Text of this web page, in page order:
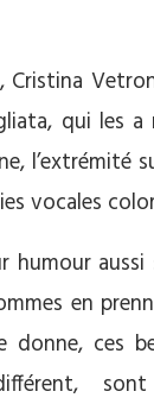
Cristina
qui les
l’extrémité
vocales
humour
en
donne, ces
sont